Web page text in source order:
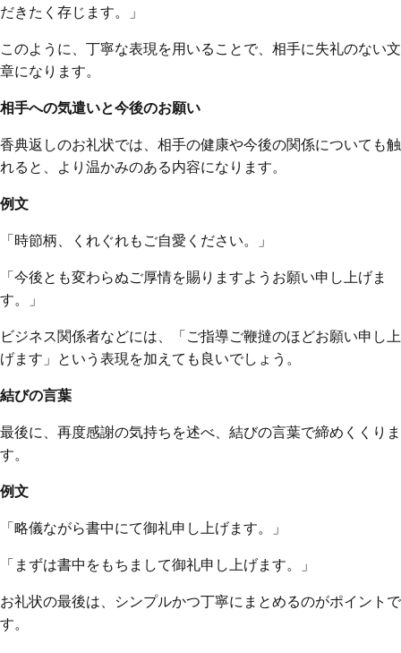
だきたく存じます。」
このように、丁寧な表現を用いることで、相手に失礼のない文
章になります。
相手への気遣いと今後のお願い
香典返しのお礼状では、相手の健康や今後の関係についても触
れると、より温かみのある内容になります。
例文
「時節柄、くれぐれもご自愛ください。」
「今後とも変わらぬご厚情を賜りますようお願い申し上げま
す。」
ビジネス関係者などには、「ご指導ご鞭撻のほどお願い申し上
げます」という表現を加えても良いでしょう。
結びの言葉
最後に、再度感謝の気持ちを述べ、結びの言葉で締めくくりま
す。
例文
「略儀ながら書中にて御礼申し上げます。」
「まずは書中をもちまして御礼申し上げます。」
お礼状の最後は、シンプルかつ丁寧にまとめるのがポイントで
す。